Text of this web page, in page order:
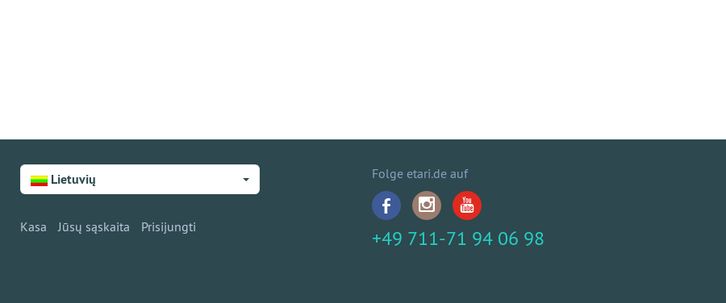
Lietuvių
Kasa Jūsų sąskaita Prisijungti
Folge etari.de auf
+49 711-71 94 06 98